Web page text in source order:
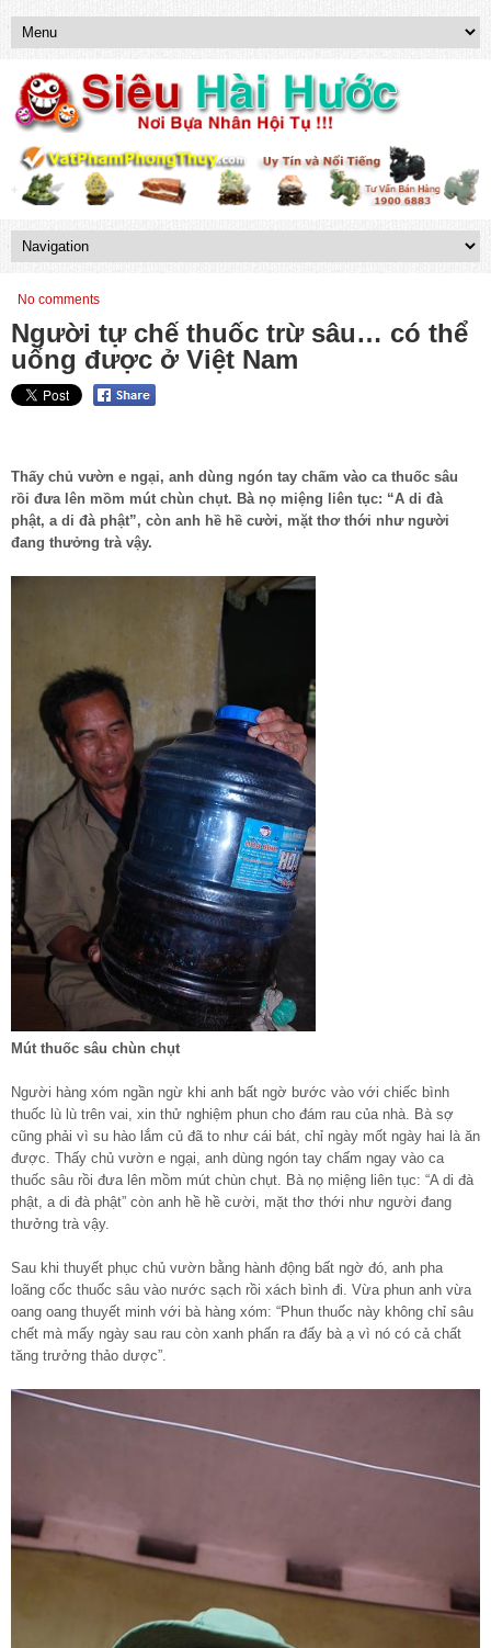
No comments
Người tự chế thuốc trừ sâu… có thể
uống được ở Việt Nam
Thấy chủ vườn e ngại, anh dùng ngón tay chấm vào ca thuốc sâu
rồi đưa lên mồm mút chùn chụt. Bà nọ miệng liên tục: “A di đà
phật, a di đà phật”, còn anh hề hề cười, mặt thơ thới như người
đang thưởng trà vậy.
Mút thuốc sâu chùn chụt
Người hàng xóm ngần ngừ khi anh bất ngờ bước vào với chiếc bình
thuốc lù lù trên vai, xin thử nghiệm phun cho đám rau của nhà. Bà sợ
cũng phải vì su hào lắm củ đã to như cái bát, chỉ ngày mốt ngày hai là ăn
được. Thấy chủ vườn e ngại, anh dùng ngón tay chấm ngay vào ca
thuốc sâu rồi đưa lên mồm mút chùn chụt. Bà nọ miệng liên tục: “A di đà
phật, a di đà phật” còn anh hề hề cười, mặt thơ thới như người đang
thưởng trà vậy.
Sau khi thuyết phục chủ vườn bằng hành động bất ngờ đó, anh pha
loãng cốc thuốc sâu vào nước sạch rồi xách bình đi. Vừa phun anh vừa
oang oang thuyết minh với bà hàng xóm: “Phun thuốc này không chỉ sâu
chết mà mấy ngày sau rau còn xanh phấn ra đấy bà ạ vì nó có cả chất
tăng trưởng thảo dược”.